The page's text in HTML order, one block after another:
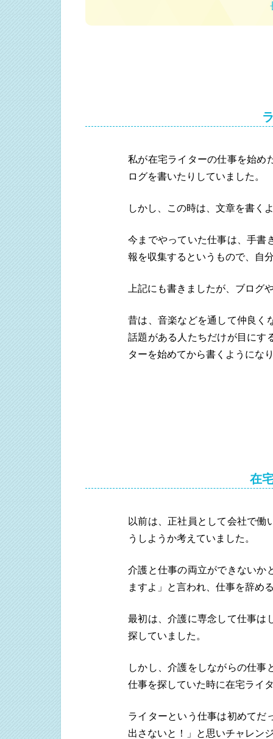
私が在宅ライターの仕事を始め
ログを書いたりしていました。
しかし、この時は、文章を書く
今までやっていた仕事は、手書
報を収集するというもので、自
上記にも書きましたが、ブログ
昔は、音楽などを通して仲良く
話題がある人たちだけが目にす
ターを始めてから書くようにな
在
以前は、正社員として会社で働
うしようか考えていました。
介護と仕事の両立ができないか
ますよ」と言われ、仕事を辞め
最初は、介護に専念して仕事は
探していました。
しかし、介護をしながらの仕事
仕事を探していた時に在宅ライ
ライターという仕事は初めてだ
出さないと！」と思いチャレン